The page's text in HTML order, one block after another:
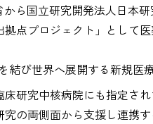
ら国立研究開発法人日本
点プロジェクト」として
結び世界へ展開する新規医
研究中核病院にも指定さ
の両側面から支援し連携す